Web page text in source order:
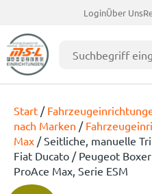
LoginÜber Uns
Start /
nach Marken /
Max / Seitliche, manuelle
Fiat Ducato / Peugeot
ProAce Max, Serie ESM